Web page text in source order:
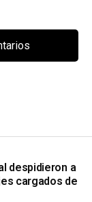
despidieron a
cargados de